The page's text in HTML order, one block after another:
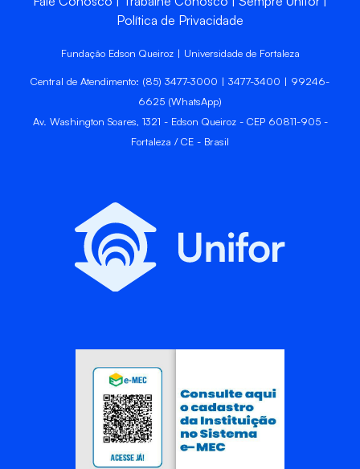
Política de Privacidade
Fundação Edson Queiroz | Universidade de Fortaleza
Central de Atendimento: (85) 3477-3000 | 3477-3400 | 99246-
6625 (WhatsApp)
Av. Washington Soares, 1321 - Edson Queiroz - CEP 60811-905 -
Fortaleza / CE - Brasil